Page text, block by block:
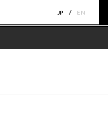
JP EN